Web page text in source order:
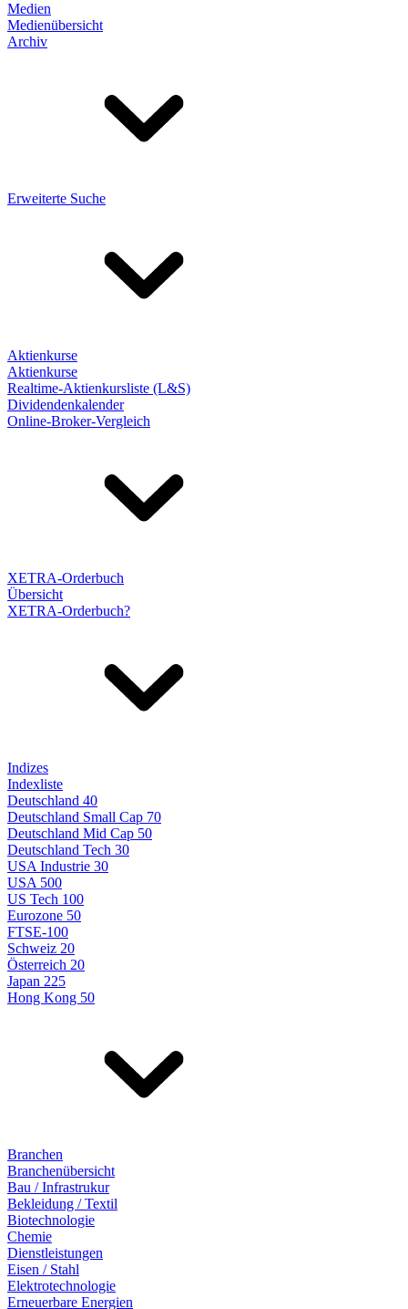
Medien
Medienübersicht
Archiv
Erweiterte Suche
Aktienkurse
Aktienkurse
Realtime-Aktienkursliste (L&S)
Dividendenkalender
Online-Broker-Vergleich
XETRA-Orderbuch
Übersicht
XETRA-Orderbuch?
Indizes
Indexliste
Deutschland 40
Deutschland Small Cap 70
Deutschland Mid Cap 50
Deutschland Tech 30
USA Industrie 30
USA 500
US Tech 100
Eurozone 50
FTSE-100
Schweiz 20
Österreich 20
Japan 225
Hong Kong 50
Branchen
Branchenübersicht
Bau / Infrastrukur
Bekleidung / Textil
Biotechnologie
Chemie
Dienstleistungen
Eisen / Stahl
Elektrotechnologie
Erneuerbare Energien